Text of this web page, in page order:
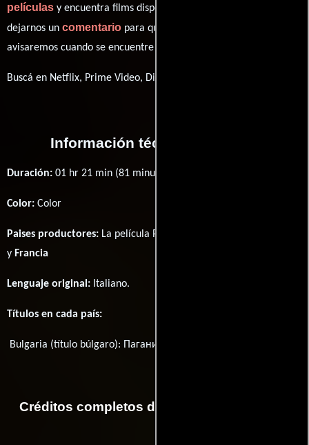
películas y encuentra films disponibles. También puedes
dejarnos un comentario para que le demos prioridad y te
avisaremos cuando se encuentre disponible
Buscá en Netflix, Prime Video, Disney+
Información técnica y general
Duración: 01 hr 21 min (81 minutos) .
Color: Color
Paises productores: La película Paganini fué producida en
y Francia
Lenguaje original: Italiano.
Títulos en cada país:
Bulgaria (título búlgaro): Паганини
Créditos completos de la película Paganini